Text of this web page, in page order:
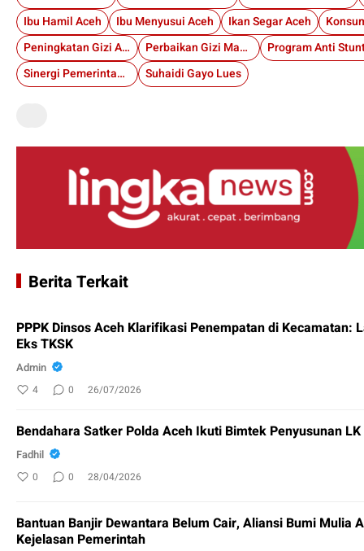
Ibu Hamil Aceh
Ibu Menyusui Aceh Ikan Segar Aceh
Peningkatan Gizi Aceh
Perbaikan Gizi Masyarakat
Sinergi Pemerintah Aceh
Suhaidi Gayo Lues
Berita Terkait
PPPK Dinsos Aceh Klarifikasi Penempatan di Kecamatan:
Eks TKSK
Admin
4 0 26/07/2026
Bendahara Satker Polda Aceh Ikuti Bimtek Penyusunan LK
Fadhil
0 0 28/04/2026
Bantuan Banjir Dewantara Belum Cair, Aliansi Bumi Mulia
Kejelasan Pemerintah